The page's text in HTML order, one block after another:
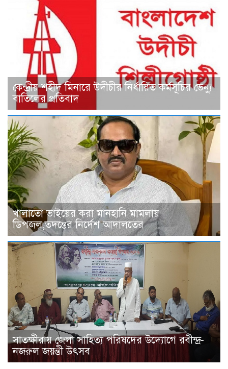
কেন্দ্রীয় শহীদ মিনারে উদীচীর নির্ধারিত কর্মসূচির ভেন্যু
বাতিলের প্রতিবাদ
খালাতো ভাইয়ের করা মানহানি মামলায়
ডিপজল,তদন্তের নির্দেশ আদালতের
সাতক্ষীরায় জেলা সাহিত্য পরিষদের উদ্যোগে রবীন্দ্র-
নজরুল জয়ন্তী উৎসব